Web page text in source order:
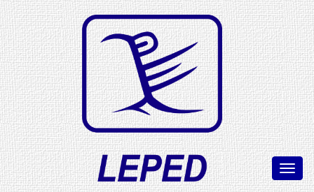
Pular
para
o
conteúdo
principal